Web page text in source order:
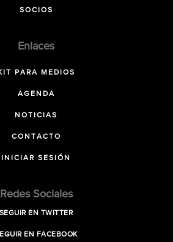
SOCIOS
Enlaces
PARA MEDIOS
AGENDA
NOTICIAS
CONTACTO
INICIAR SESIÓN
Redes Sociales
SEGUIR EN TWITTER
EN FACEBOOK